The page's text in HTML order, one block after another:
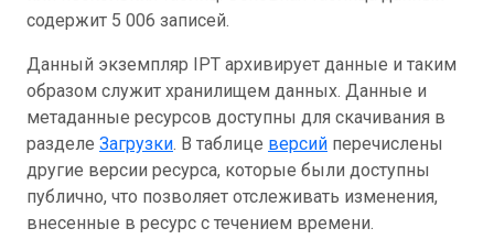
содержит 5 006 записей.
Данный экземпляр IPT архивирует данные и таким
образом служит хранилищем данных. Данные и
метаданные ресурсов доступны для скачивания в
разделе Загрузки. В таблице версий перечислены
другие версии ресурса, которые были доступны
публично, что позволяет отслеживать изменения,
внесенные в ресурс с течением времени.